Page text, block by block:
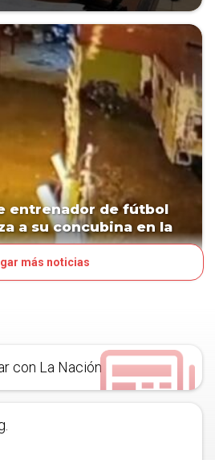
entrenador de fútbol
a su concubina en la
más noticias
con La Nación